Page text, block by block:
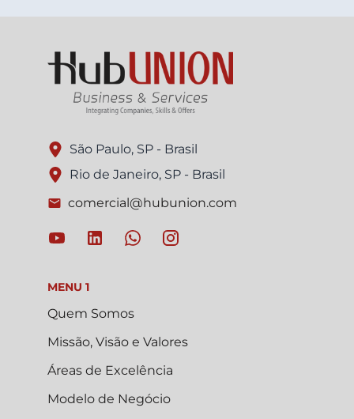
São Paulo, SP - Brasil
Rio de Janeiro, SP - Brasil
comercial@hubunion.com
MENU 1
Quem Somos
Missão, Visão e Valores
Áreas de Excelência
Modelo de Negócio